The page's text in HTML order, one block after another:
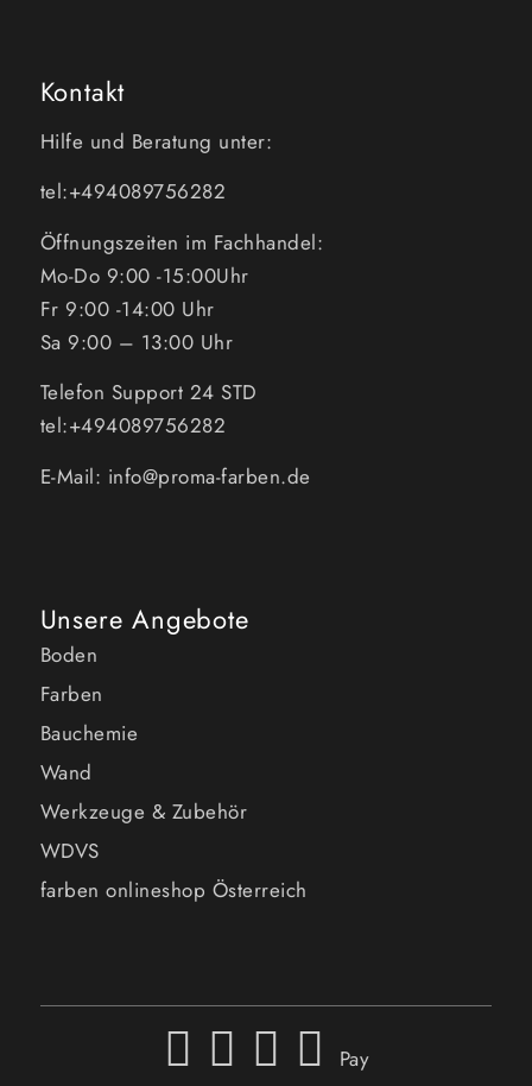
Kontakt
Hilfe und Beratung unter:
tel:+494089756282
Öffnungszeiten im Fachhandel:
Mo-Do 9:00 -15:00Uhr
Fr 9:00 -14:00 Uhr
Sa 9:00 – 13:00 Uhr
Telefon Support 24 STD
tel:+494089756282
E-Mail: info@proma-farben.de
Unsere Angebote
Boden
Farben
Bauchemie
Wand
Werkzeuge & Zubehör
WDVS
farben onlineshop Österreich
Pay